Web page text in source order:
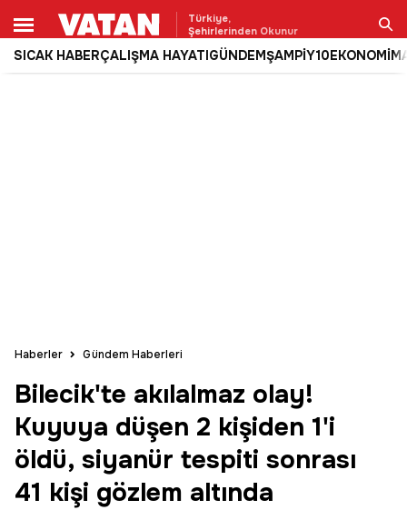
Türkiye,
Şehirlerinden Okunur
SICAK HABERÇALIŞMA HAYATIGÜNDEMŞAMPİY10EKONOMİ
Ara
Haberler Gündem Haberleri
Bilecik'te akılalmaz olay!
Kuyuya düşen 2 kişiden 1'i
öldü, siyanür tespiti sonrası
41 kişi gözlem altında